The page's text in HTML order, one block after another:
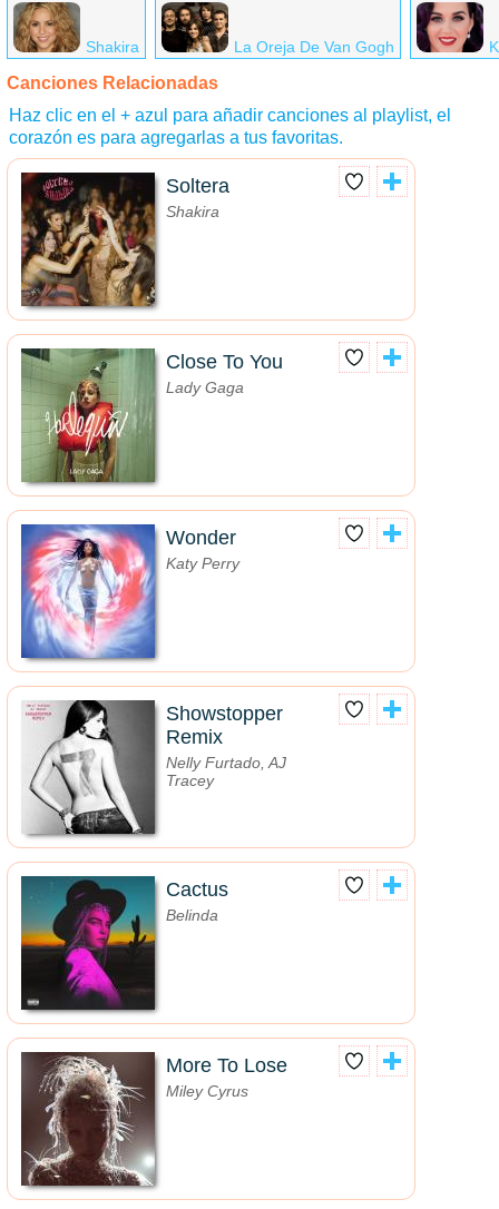
Shakira La Oreja De Van Gogh
Canciones Relacionadas
Haz clic en el + azul para añadir canciones al playlist, el
corazón es para agregarlas a tus favoritas.
Soltera
Shakira
Close To You
Lady Gaga
Wonder
Katy Perry
Showstopper
Remix
Nelly Furtado, AJ
Tracey
Cactus
Belinda
More To Lose
Miley Cyrus